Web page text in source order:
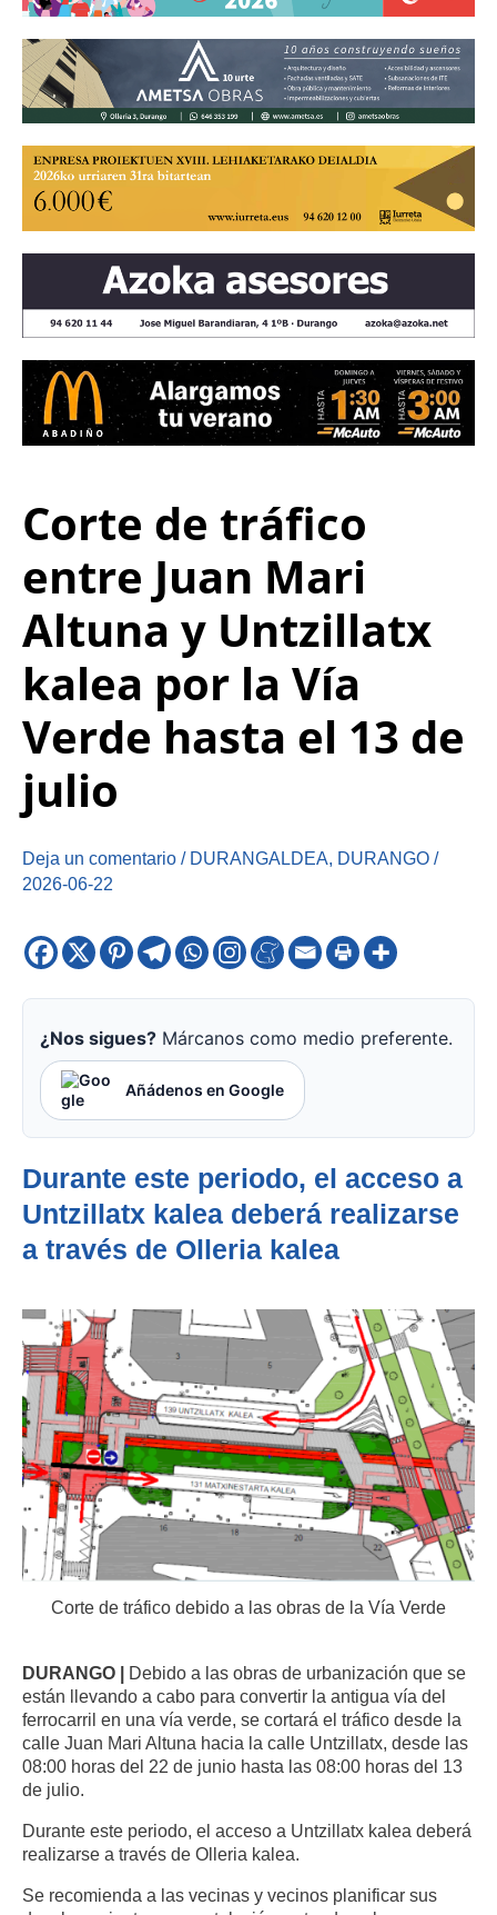
Corte de tráfico
entre Juan Mari
Altuna y Untzillatx
kalea por la Vía
Verde hasta el 13 de
julio
Deja un comentario / DURANGALDEA, DURANGO /
2026-06-22
¿Nos sigues? Márcanos como medio preferente.
Añádenos en Google
Durante este periodo, el acceso a
Untzillatx kalea deberá realizarse
a través de Olleria kalea
Corte de tráfico debido a las obras de la Vía Verde
DURANGO | Debido a las obras de urbanización que se
están llevando a cabo para convertir la antigua vía del
ferrocarril en una vía verde, se cortará el tráfico desde la
calle Juan Mari Altuna hacia la calle Untzillatx, desde las
08:00 horas del 22 de junio hasta las 08:00 horas del 13
de julio.
Durante este periodo, el acceso a Untzillatx kalea deberá
realizarse a través de Olleria kalea.
Se recomienda a las vecinas y vecinos planificar sus